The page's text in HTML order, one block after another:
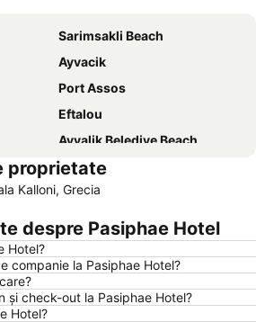
Sarimsakli Beach
Ayvacik
Port Assos
Eftalou
Ayvalik Belediye Beach
Petra
proprietate
Kalloni, Grecia
despre Pasiphae Hotel
Hotel?
companie la Pasiphae Hotel?
și check-out la Pasiphae Hotel?
Hotel?